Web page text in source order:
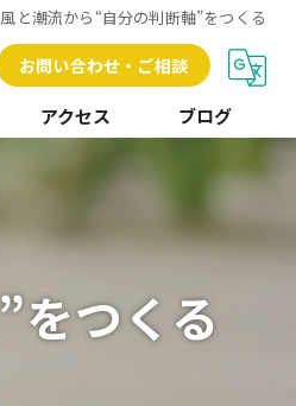
潮流から“自分の判断軸”をつくる
お問い合わせ・ご相談
アクセス ブログ
つくる